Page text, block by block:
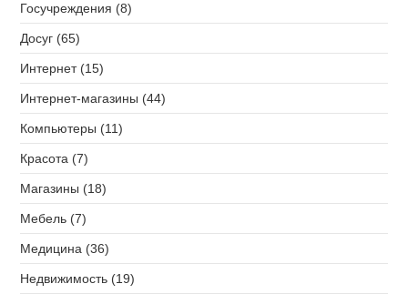
Госучреждения (8)
Досуг (65)
Интернет (15)
Интернет-магазины (44)
Компьютеры (11)
Красота (7)
Магазины (18)
Мебель (7)
Медицина (36)
Недвижимость (19)